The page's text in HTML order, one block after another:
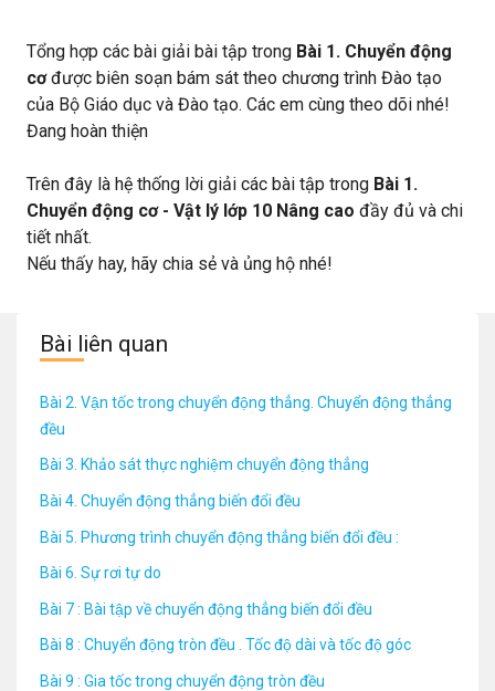
Tổng hợp các bài giải bài tập trong Bài 1. Chuyển động
cơđược biên soạn bám sát theo chương trình Đào tạo
của Bộ Giáo dục và Đào tạo. Các em cùng theo dõi nhé!
Đang hoàn thiện
Trên đây là hệ thống lời giải các bài tập trong Bài 1.
Chuyển động cơ - Vật lý lớp 10 Nâng cao đầy đủ và chi
tiết nhất.
Nếu thấy hay, hãy chia sẻ và ủng hộ nhé!
Bài liên quan
Bài 2. Vận tốc trong chuyển động thẳng. Chuyển động thẳng
đều
Bài 3. Khảo sát thực nghiệm chuyển động thẳng
Bài 4. Chuyển động thẳng biến đổi đều
Bài 5. Phương trình chuyển động thẳng biến đổi đều :
Bài 6. Sự rơi tự do
Bài 7 : Bài tập về chuyển động thẳng biến đổi đều
Bài 8 : Chuyển động tròn đều . Tốc độ dài và tốc độ góc
Bài 9 : Gia tốc trong chuyển động tròn đều